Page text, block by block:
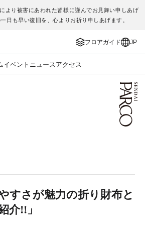
より被害にあわれた皆様に謹んでお見舞い申しあげ
日も早い復旧を、心よりお祈り申しあげます。
フロアガイド JP
イベント ニュース アクセス
ス
すさが魅力の折り財布と
介!!」